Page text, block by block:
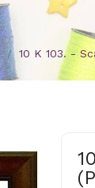
10 K 103. -